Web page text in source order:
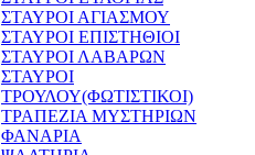
ΣΤΑΥΡΟΙ ΑΓΙΑΣΜΟΥ
ΣΤΑΥΡΟΙ ΕΠΙΣΤΗΘΙΟΙ
ΣΤΑΥΡΟΙ ΛΑΒΑΡΩΝ
ΣΤΑΥΡΟΙ
ΤΡΟΥΛΟΥ(ΦΩΤΙΣΤΙΚΟΙ)
ΤΡΑΠΕΖΙΑ ΜΥΣΤΗΡΙΩΝ
ΦΑΝΑΡΙΑ